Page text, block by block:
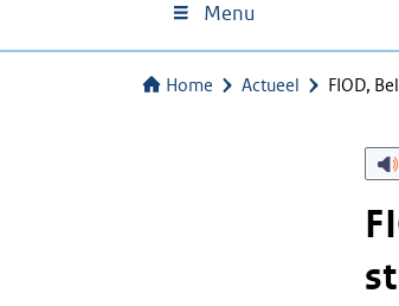
Menu
Home Actueel FIOD,